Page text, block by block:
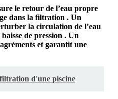
le retour de l’eau propre
dans la filtration . Un
la circulation de l’eau
de pression . Un
et garantit une
d'une piscine